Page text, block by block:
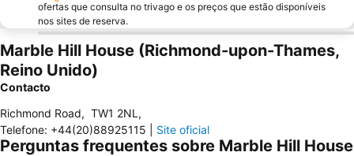
ofertas que consulta no trivago e os preços que estão disponíveis
nos sites de reserva.
Marble Hill House (Richmond-upon-Thames,
Reino Unido)
Contacto
Richmond Road, TW1 2NL ,
Telefone: +44(20)88925115 Site oficial
Perguntas frequentes sobre Marble Hill House